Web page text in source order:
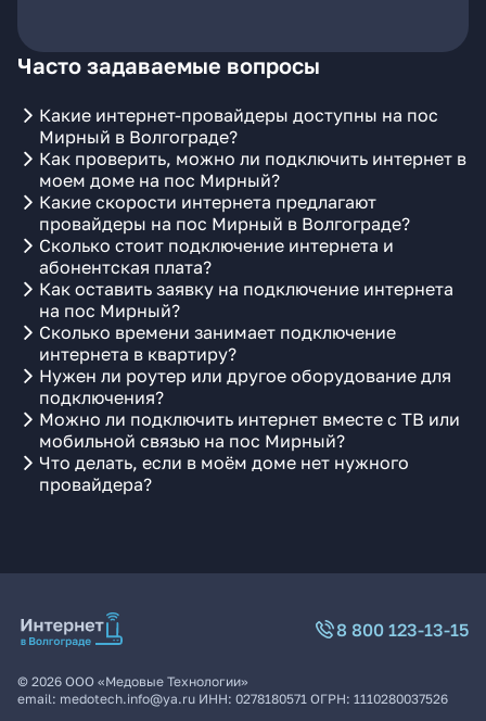
Часто задаваемые вопросы
Какие интернет-провайдеры доступны на пос
Мирный в Волгограде?
Как проверить, можно ли подключить интернет в
моем доме на пос Мирный?
Какие скорости интернета предлагают
провайдеры на пос Мирный в Волгограде?
Сколько стоит подключение интернета и
абонентская плата?
Как оставить заявку на подключение интернета
на пос Мирный?
Сколько времени занимает подключение
интернета в квартиру?
Нужен ли роутер или другое оборудование для
подключения?
Можно ли подключить интернет вместе с ТВ или
мобильной связью на пос Мирный?
Что делать, если в моём доме нет нужного
провайдера?
8 800 123-13-15
© 2026 ООО «Медовые Технологии»
email: medotech.info@ya.ru ИНН: 0278180571 ОГРН: 1110280037526